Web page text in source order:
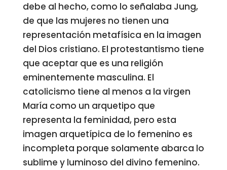
debe al hecho, como lo señalaba Jung,
de que las mujeres no tienen una
representación metafísica en la imagen
del Dios cristiano. El protestantismo tiene
que aceptar que es una religión
eminentemente masculina. El
catolicismo tiene al menos a la virgen
María como un arquetipo que
representa la feminidad, pero esta
imagen arquetípica de lo femenino es
incompleta porque solamente abarca lo
sublime y luminoso del divino femenino.